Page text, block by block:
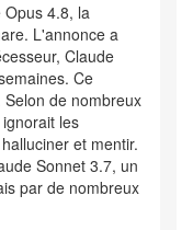
Opus 4.8, la
L'annonce a
Claude
Ce
de nombreux
les
et mentir.
Sonnet 3.7, un
par de nombreux